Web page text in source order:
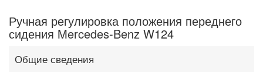
Ручная регулировка положения переднего
сидения Mercedes-Benz W124
Общие сведения